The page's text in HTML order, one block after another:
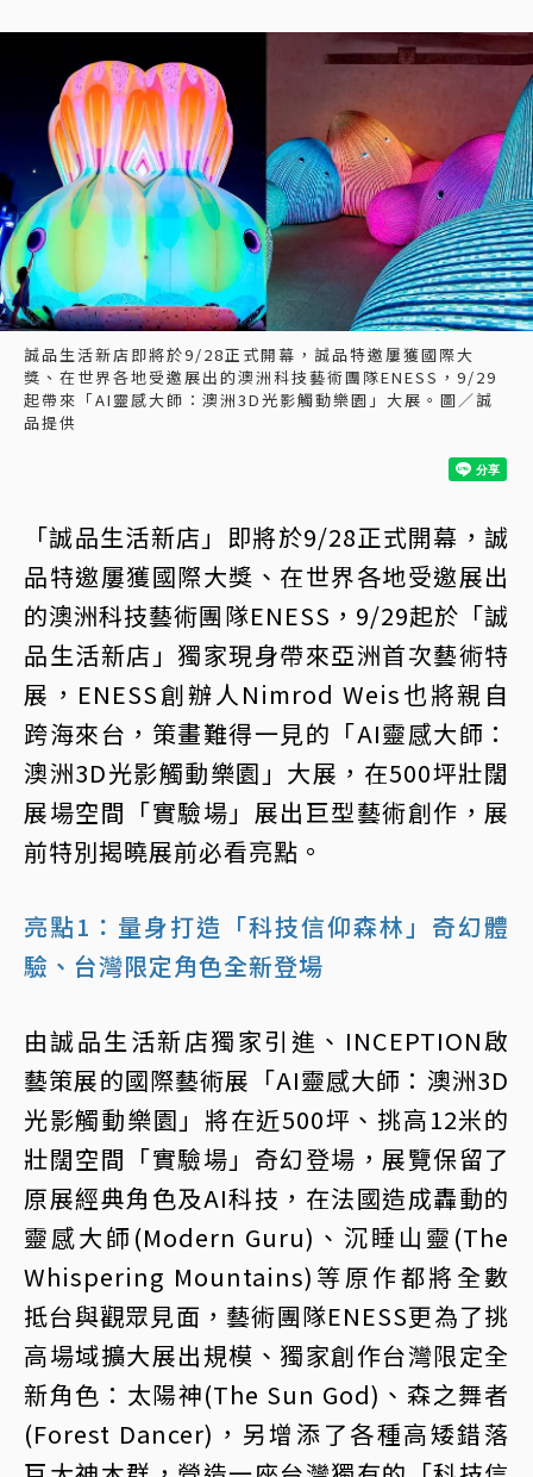
誠品生活新店即將於9/28正式開幕，誠品特邀屢獲國際大
獎、在世界各地受邀展出的澳洲科技藝術團隊ENESS，9/29
起帶來「AI靈感大師：澳洲3D光影觸動樂園」大展。圖／誠
品提供
「誠品生活新店」即將於9/28正式開幕，誠
品特邀屢獲國際大獎、在世界各地受邀展出
的澳洲科技藝術團隊ENESS，9/29起於「誠
品生活新店」獨家現身帶來亞洲首次藝術特
展，ENESS創辦人Nimrod Weis也將親自
跨海來台，策畫難得一見的「AI靈感大師：
澳洲3D光影觸動樂園」大展，在500坪壯闊
展場空間「實驗場」展出巨型藝術創作，展
前特別揭曉展前必看亮點。
亮點1：量身打造「科技信仰森林」奇幻體
驗、台灣限定角色全新登場
由誠品生活新店獨家引進、INCEPTION啟
藝策展的國際藝術展「AI靈感大師：澳洲3D
光影觸動樂園」將在近500坪、挑高12米的
壯闊空間「實驗場」奇幻登場，展覽保留了
原展經典角色及AI科技，在法國造成轟動的
靈感大師(Modern Guru)、沉睡山靈(The
Whispering Mountains)等原作都將全數
抵台與觀眾見面，藝術團隊ENESS更為了挑
高場域擴大展出規模、獨家創作台灣限定全
新角色：太陽神(The Sun God)、森之舞者
(Forest Dancer)，另增添了各種高矮錯落